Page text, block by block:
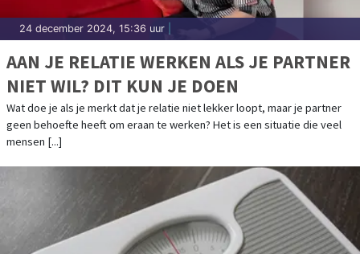
24 december 2024, 15:36 uur
AAN JE RELATIE WERKEN ALS JE PARTNER
NIET WIL? DIT KUN JE DOEN
Wat doe je als je merkt dat je relatie niet lekker loopt, maar je partner
geen behoefte heeft om eraan te werken? Het is een situatie die veel
mensen [...]